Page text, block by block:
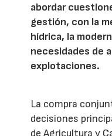
abordar
gestión, con la
hídrica, la
necesidades de
explotaciones.
La compra
decisiones
de Agricultura y